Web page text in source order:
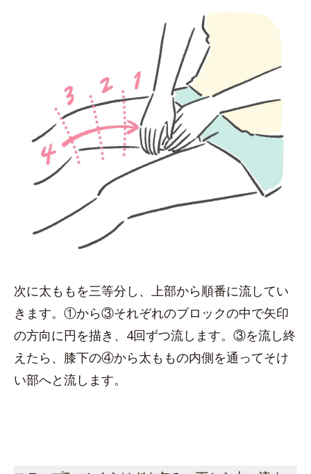
次に太ももを三等分し、上部から順番に流してい
きます。①から③それぞれのブロックの中で矢印
の方向に円を描き、4回ずつ流します。③を流し終
えたら、膝下の④から太ももの内側を通ってそけ
い部へと流します。